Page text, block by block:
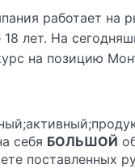
работает на
18 лет. На
на позицию
себя БОЛЬШОЙ
поставленных